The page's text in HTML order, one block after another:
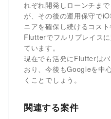
れぞれ開発しローンチま
が、その後の運用保守で
ニアを確保し続けるコスト
Flutterでフルリプレイス
ています。
現在でも活発にFlutterは
おり、今後もGoogleを中
くことでしょう。
関連する案件